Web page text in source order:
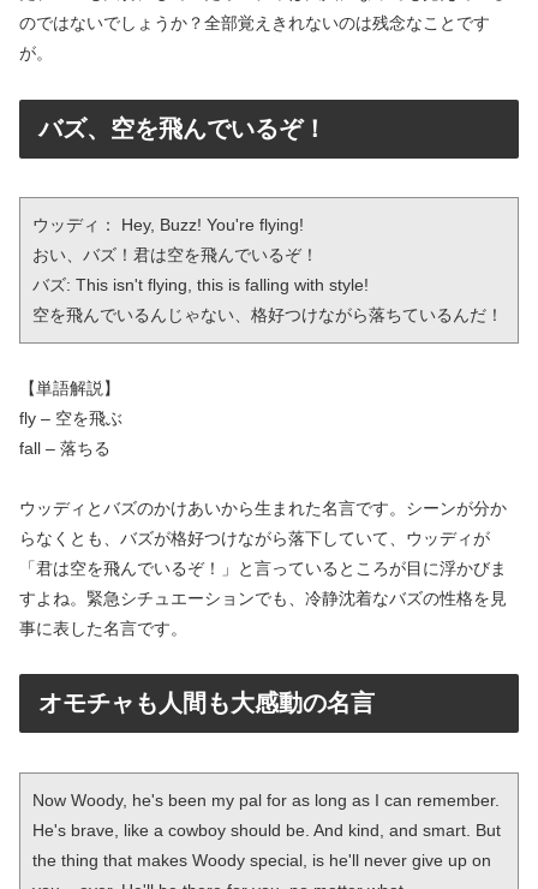
のではないでしょうか？全部覚えきれないのは残念なことです
が。
バズ、空を飛んでいるぞ！
ウッディ： Hey, Buzz! You're flying!
おい、バズ！君は空を飛んでいるぞ！
バズ: This isn't flying, this is falling with style!
空を飛んでいるんじゃない、格好つけながら落ちているんだ！
【単語解説】
fly – 空を飛ぶ
fall – 落ちる
ウッディとバズのかけあいから生まれた名言です。シーンが分か
らなくとも、バズが格好つけながら落下していて、ウッディが
「君は空を飛んでいるぞ！」と言っているところが目に浮かびま
すよね。緊急シチュエーションでも、冷静沈着なバズの性格を見
事に表した名言です。
オモチャも人間も大感動の名言
Now Woody, he's been my pal for as long as I can remember.
He's brave, like a cowboy should be. And kind, and smart. But
the thing that makes Woody special, is he'll never give up on